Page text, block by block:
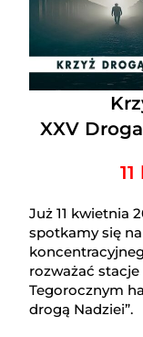
XXV
Już 11 kwietnia
spotkamy się
rozważać
Tegorocznym
drogą Nadziei”.